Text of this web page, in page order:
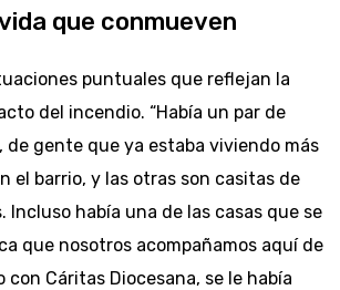
que conmueven
puntuales que reflejan la
del incendio. “Había un par de
de gente que ya estaba viviendo más
el barrio, y las otras son casitas de
Incluso había una de las casas que se
que nosotros acompañamos aquí de
Cáritas Diocesana, se le había